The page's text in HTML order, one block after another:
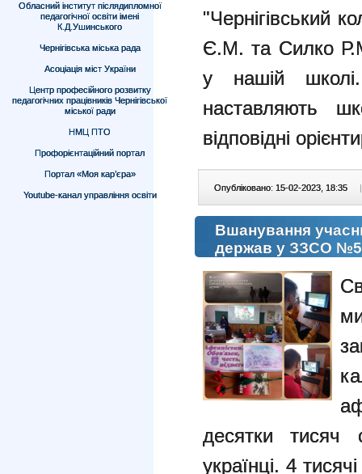
Обласний інститут післядипломної
педагогічної освіти імені
К.Д.Ушинського
Чернігівська міська рада
Асоціація міст України
Центр професійного розвитку
педагогічних працівників Чернігівської
міської ради
НМЦ ПТО
Профорієнтаційний портал
Портал «Моя кар’єра»
Youtube-канал управління освіти
"Чернігівський
Є.М. та Силко
у нашій
наставляють
відповідні
Опубліковано: 15-02-2023, 18:35 |
Вшанування
держав у ЗЗСО №5
десятки
українці. 4